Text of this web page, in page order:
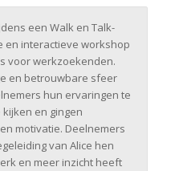
een Walk en Talk-
en interactieve workshop
voor werkzoekenden.
en betrouwbare sfeer
hun ervaringen te
en gingen
motivatie. Deelnemers
van Alice hen
en meer inzicht heeft